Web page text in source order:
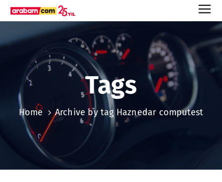
Tags
Home Archive by tag Haznedar computest